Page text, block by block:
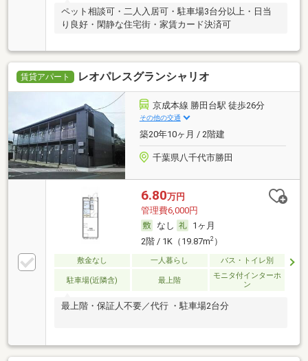
ペット相談可・二人入居可・駐車場3台分以上・日当
り良好・閑静な住宅街・家賃カード決済可
賃貸アパート レオパレスグランシャリオ
京成本線 勝田台駅 徒歩26分
その他の交通
築20年10ヶ月 / 2階建
千葉県八千代市勝田
6.80万円
管理費6,000円
なし
1ヶ月
2階 / 1K（19.87m2）
敷金なし 一人暮らし バス・トイレ別
駐車場(近隣含) 最上階
モニタ付インターホ
ン
最上階・保証人不要／代行 ・駐車場2台分